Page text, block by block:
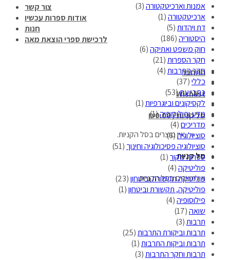
צור קשר
אודות ספרות עכשיו
חנות
לרכישת ספרי הוצאת מאה
התחבר
Wishlist
סל קניות /
₪0.00
אין מוצרים בסל הקניות.
סל קניות
אין מוצרים בסל הקניות.
אמנות וארכיטקטורה(3)
ארכיטקטורה(1)
דת ויהדות(5)
היסטוריה(186)
חוק משפט ואתיקה(6)
חקר הספרות(21)
חקר התרבות(4)
כללי(37)
כתבי עת(53)
לקסיקונים וביוגרפיות(1)
מדע ופילוסופיה(1)
מדריכים(4)
סוציולוגיה(6)
סוציולוגיה פסיכולוגיה וחינוך (51)
ספרות מקור(1)
פוליטיקה(4)
פוליטיקה תקשורת וביטחון(23)
פוליטיקה, תקשורת וביטחון(1)
פילוסופיה(4)
שואה(17)
תרבות(3)
תרבות וביקורת התרבות(25)
תרבות וביקות התרבות(1)
תרבות וחקר התרבות(3)